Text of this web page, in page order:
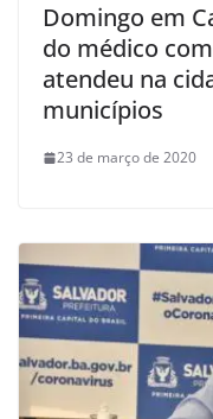
Domingo em
do médico
atendeu na
municípios
23 de março de 2020